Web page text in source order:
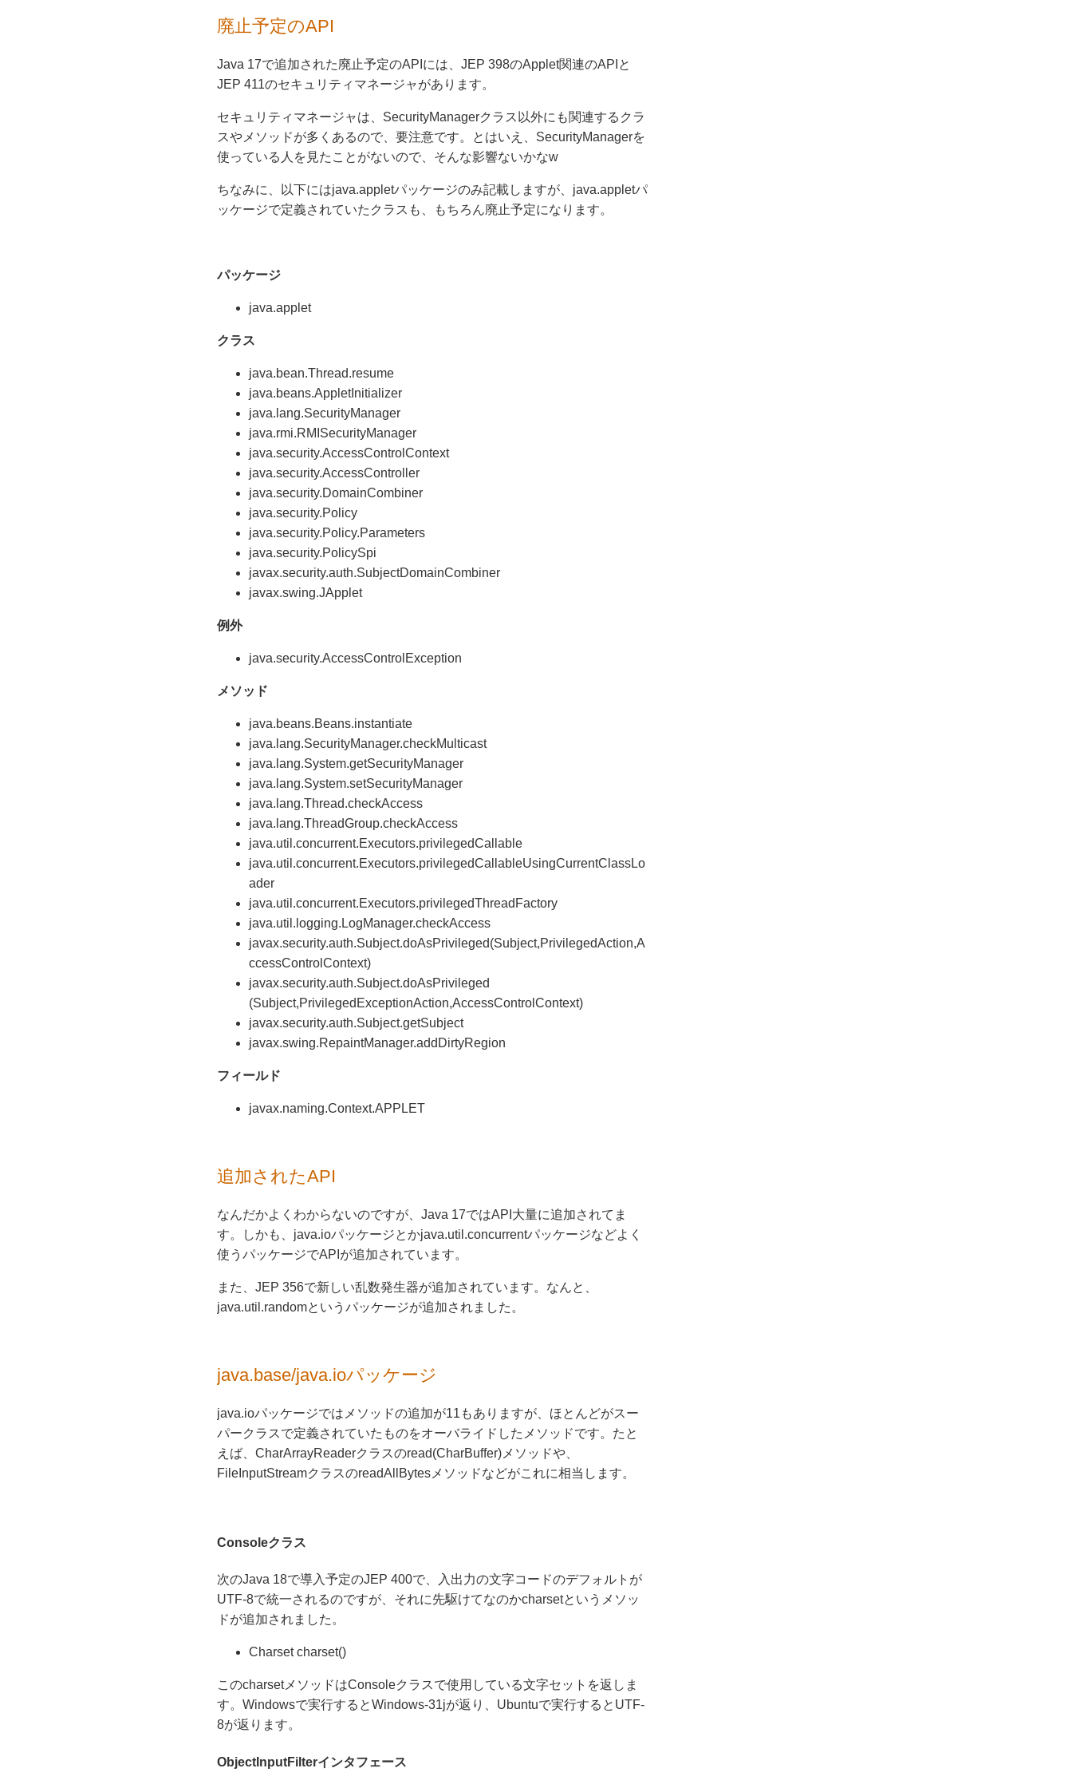
廃止予定のAPI
Java 17で追加された廃止予定のAPIには、JEP 398のApplet関連のAPIと
JEP 411のセキュリティマネージャがあります。
セキュリティマネージャは、SecurityManagerクラス以外にも関連するクラ
スやメソッドが多くあるので、要注意です。とはいえ、SecurityManagerを
使っている人を見たことがないので、そんな影響ないかなw
ちなみに、以下にはjava.appletパッケージのみ記載しますが、java.appletパ
ッケージで定義されていたクラスも、もちろん廃止予定になります。
パッケージ
java.applet
クラス
java.bean.Thread.resume
java.beans.AppletInitializer
java.lang.SecurityManager
java.rmi.RMISecurityManager
java.security.AccessControlContext
java.security.AccessController
java.security.DomainCombiner
java.security.Policy
java.security.Policy.Parameters
java.security.PolicySpi
javax.security.auth.SubjectDomainCombiner
javax.swing.JApplet
例外
java.security.AccessControlException
メソッド
java.beans.Beans.instantiate
java.lang.SecurityManager.checkMulticast
java.lang.System.getSecurityManager
java.lang.System.setSecurityManager
java.lang.Thread.checkAccess
java.lang.ThreadGroup.checkAccess
java.util.concurrent.Executors.privilegedCallable
java.util.concurrent.Executors.privilegedCallableUsingCurrentClassLo
ader
java.util.concurrent.Executors.privilegedThreadFactory
java.util.logging.LogManager.checkAccess
javax.security.auth.Subject.doAsPrivileged(Subject,PrivilegedAction,A
ccessControlContext)
javax.security.auth.Subject.doAsPrivileged
(Subject,PrivilegedExceptionAction,AccessControlContext)
javax.security.auth.Subject.getSubject
javax.swing.RepaintManager.addDirtyRegion
フィールド
javax.naming.Context.APPLET
追加されたAPI
なんだかよくわからないのですが、Java 17ではAPI大量に追加されてま
す。しかも、java.ioパッケージとかjava.util.concurrentパッケージなどよく
使うパッケージでAPIが追加されています。
また、JEP 356で新しい乱数発生器が追加されています。なんと、
java.util.randomというパッケージが追加されました。
java.base/java.ioパッケージ
java.ioパッケージではメソッドの追加が11もありますが、ほとんどがスー
パークラスで定義されていたものをオーバライドしたメソッドです。たと
えば、CharArrayReaderクラスのread(CharBuffer)メソッドや、
FileInputStreamクラスのreadAllBytesメソッドなどがこれに相当します。
Consoleクラス
次のJava 18で導入予定のJEP 400で、入出力の文字コードのデフォルトが
UTF-8で統一されるのですが、それに先駆けてなのかcharsetというメソッ
ドが追加されました。
Charset charset()
このcharsetメソッドはConsoleクラスで使用している文字セットを返しま
す。Windowsで実行するとWindows-31jが返り、Ubuntuで実行するとUTF-
8が返ります。
ObjectInputFilterインタフェース